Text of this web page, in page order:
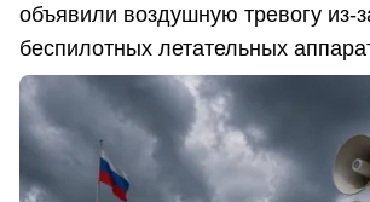
объявили воздушную тревогу из-
беспилотных летательных